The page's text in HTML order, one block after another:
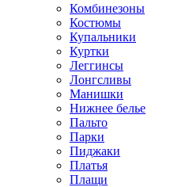
Комбинезоны
Костюмы
Купальники
Куртки
Леггинсы
Лонгсливы
Манишки
Нижнее белье
Пальто
Парки
Пиджаки
Платья
Плащи